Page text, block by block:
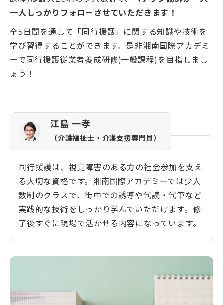
一人しっかりフォローさせていただきます！
全5日間を通して「同行援護」に関する知識や技術を
学び習得することができます。是非湘南国際アカデミ
ーで同行援護従業者養成研修(一般課程)を目指しまし
ょう！
江島 一孝
（介護福祉士・介護支援専門員）
同行援護は、視覚障害のある方の社会参加を支え
る大切な資格です。湘南国際アカデミーでは少人
数制のクラスで、街中での誘導や代読・代筆など
実践的な技術をしっかり学んでいただけます。修
了後すぐに現場で活かせる内容になっています。